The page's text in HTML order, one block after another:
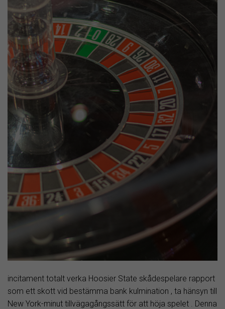
incitament totalt verka Hoosier State skådespelare rapport
som ett skott vid bestämma bank kulmination , ta hänsyn till
New York-minut tillvägagångssätt för att höja spelet . Denna